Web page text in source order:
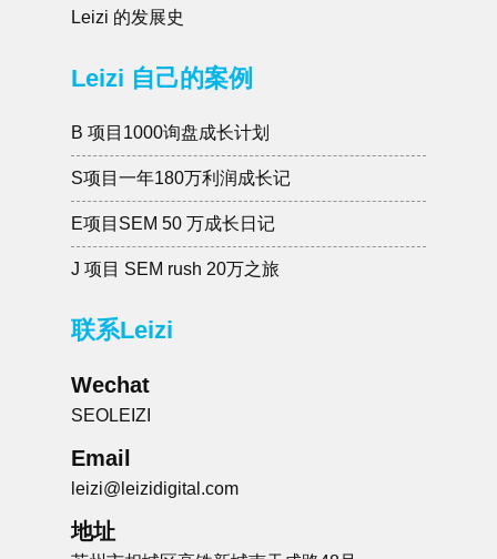
Leizi 的服务内容
培训式建站
Leizi 的发展史
Leizi 自己的案例
B 项目1000询盘成长计划
S项目一年180万利润成长记
J 项目 SEM rush 20万之旅
联系Leizi
Wechat